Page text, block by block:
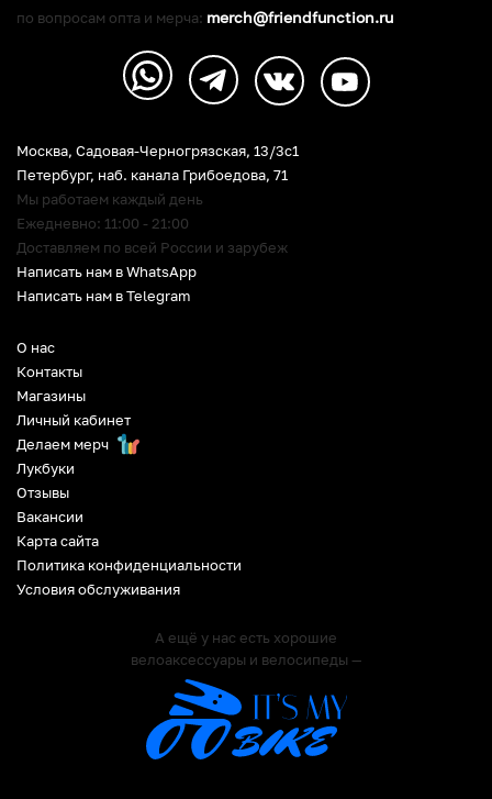
О нас
Контакты
Магазины
Личный кабинет
Делаем мерч
Лукбуки
Отзывы
Вакансии
Карта сайта
Политика конфиденциальности
Условия обслуживания
А ещё у нас есть хорошие
велоаксессуары и велосипеды —
Москва, Садовая-Черногрязская, 13/3c1
Петербург, наб. канала Грибоедова, 71
Мы работаем каждый день
Ежедневно: 11:00 - 21:00
Доставляем по всей России и зарубеж
Написать нам в WhatsApp
Написать нам в Telegram
по вопросам опта и мерча: merch@friendfunction.ru